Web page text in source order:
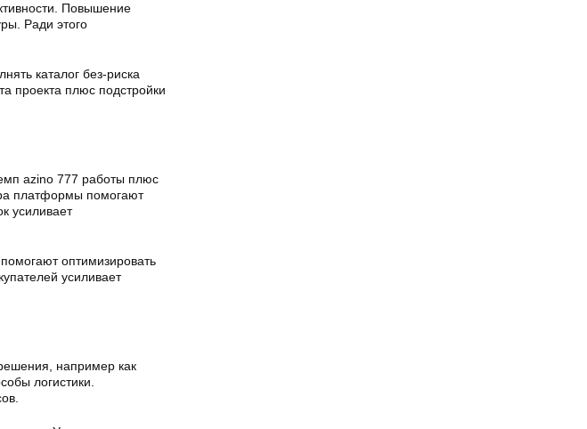
Повышение
Ради этого
каталог без-риска
проекта плюс подстройки
azino 777 работы плюс
платформы помогают
усиливает
оптимизировать
усиливает
например как
логистики.